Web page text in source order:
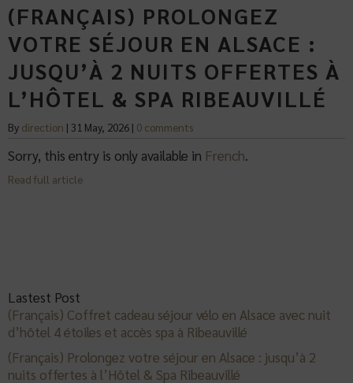
(FRANÇAIS) PROLONGEZ
VOTRE SÉJOUR EN ALSACE :
JUSQU’À 2 NUITS OFFERTES À
L’HÔTEL & SPA RIBEAUVILLÉ
By direction | 31 May, 2026 | 0 comments
Sorry, this entry is only available in French.
Read full article
Lastest Post
(Français) Coffret cadeau séjour vélo en Alsace avec nuit
d’hôtel 4 étoiles et accès spa à Ribeauvillé
(Français) Prolongez votre séjour en Alsace : jusqu’à 2
nuits offertes à l’Hôtel & Spa Ribeauvillé